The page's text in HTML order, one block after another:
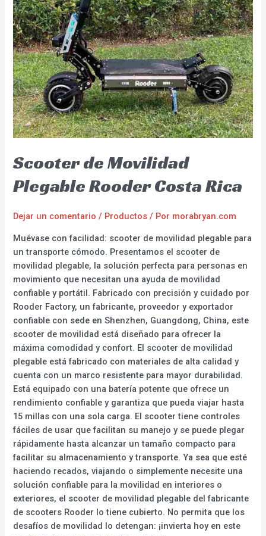
Scooter de Movilidad
Plegable Rooder Costa Rica
Dejar un comentario / Productos / Por morabryan.com
Muévase con facilidad: scooter de movilidad plegable para
un transporte cómodo. Presentamos el scooter de
movilidad plegable, la solución perfecta para personas en
movimiento que necesitan una ayuda de movilidad
confiable y portátil. Fabricado con precisión y cuidado por
Rooder Factory, un fabricante, proveedor y exportador
confiable con sede en Shenzhen, Guangdong, China, este
scooter de movilidad está diseñado para ofrecer la
máxima comodidad y confort. El scooter de movilidad
plegable está fabricado con materiales de alta calidad y
cuenta con un marco resistente para mayor durabilidad.
Está equipado con una batería potente que ofrece un
rendimiento confiable y garantiza que pueda viajar hasta
15 millas con una sola carga. El scooter tiene controles
fáciles de usar que facilitan su manejo y se puede plegar
rápidamente hasta alcanzar un tamaño compacto para
facilitar su almacenamiento y transporte. Ya sea que esté
haciendo recados, viajando o simplemente necesite una
solución confiable para la movilidad en interiores o
exteriores, el scooter de movilidad plegable del fabricante
de scooters Rooder lo tiene cubierto. No permita que los
desafíos de movilidad lo detengan: ¡invierta hoy en este